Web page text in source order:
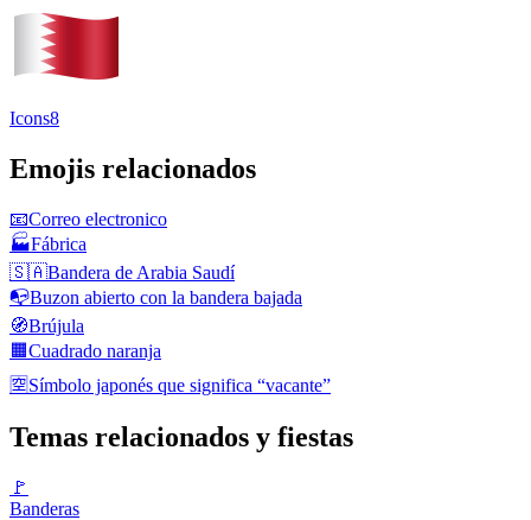
Icons8
Emojis relacionados
📧Correo electronico
🏭Fábrica
🇸🇦Bandera de Arabia Saudí
📭Buzon abierto con la bandera bajada
🧭Brújula
🟧Cuadrado naranja
🈳Símbolo japonés que significa “vacante”
Temas relacionados y fiestas
🚩
Banderas